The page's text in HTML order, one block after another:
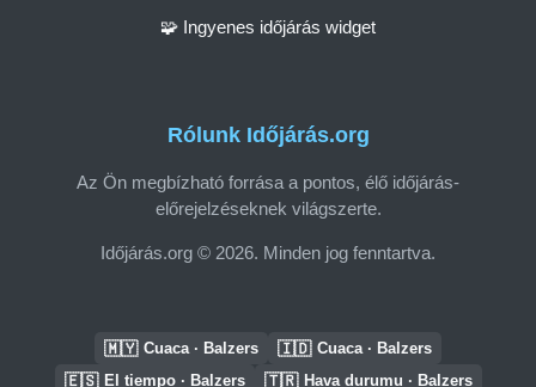
Rólunk Időjárás.org
Az Ön megbízható forrása a pontos, élő időjárás-
előrejelzéseknek világszerte.
Időjárás.org © 2026. Minden jog fenntartva.
🧩 Ingyenes időjárás widget
🇲🇾 Cuaca · Balzers 🇮🇩 Cuaca · Balzers
🇪🇸 El tiempo · Balzers 🇹🇷 Hava durumu · Balzers